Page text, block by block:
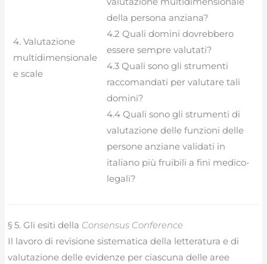
4. Valutazione
multidimensionale
e scale
della persona anziana?
4.2 Quali domini dovrebbero
essere sempre valutati?
4.3 Quali sono gli strumenti
raccomandati per valutare tali
domini?
4.4 Quali sono gli strumenti di
valutazione delle funzioni delle
persone anziane validati in
italiano più fruibili a fini medico-
legali?
§ 5. Gli esiti della Consensus Conference
Il lavoro di revisione sistematica della letteratura e di
valutazione delle evidenze per ciascuna delle aree